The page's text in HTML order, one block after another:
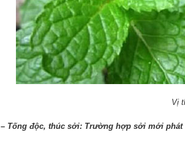
Vị
– Tống độc, thúc sởi: Trường hợp sởi mới phát